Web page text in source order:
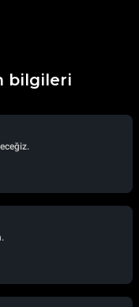
bilgileri